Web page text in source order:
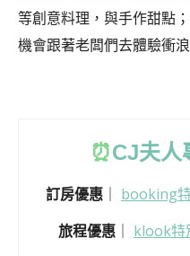
等創意料理，與手作甜點
機會跟著老闆們去體驗衝浪
⏰CJ夫人
訂房優惠 ｜ booking
旅程優惠
klook特